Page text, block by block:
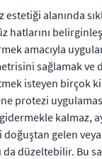
alanında
hatlarını
amacıyla
sağlamak ve
isteyen birçok
protezi
kalmaz,
doğuştan gelen
düzeltebilir. Bu